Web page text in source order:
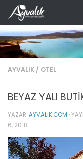
Skip to content
AYVALIK / OTEL
BEYAZ YALI
YAZAR:AYVALIK.COM ·
6, 2018